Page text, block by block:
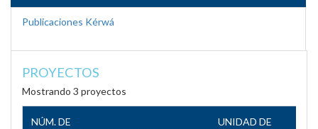
Publicaciones Kérwá
PROYECTOS
Mostrando 3 proyectos
NÚM. DE
UNIDAD DE